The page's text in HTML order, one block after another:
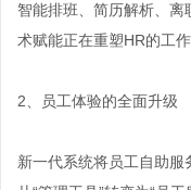
智能排班、简历解析、
术赋能正在重塑HR的工作
2、员工体验的全面升级
新一代系统将员工自助